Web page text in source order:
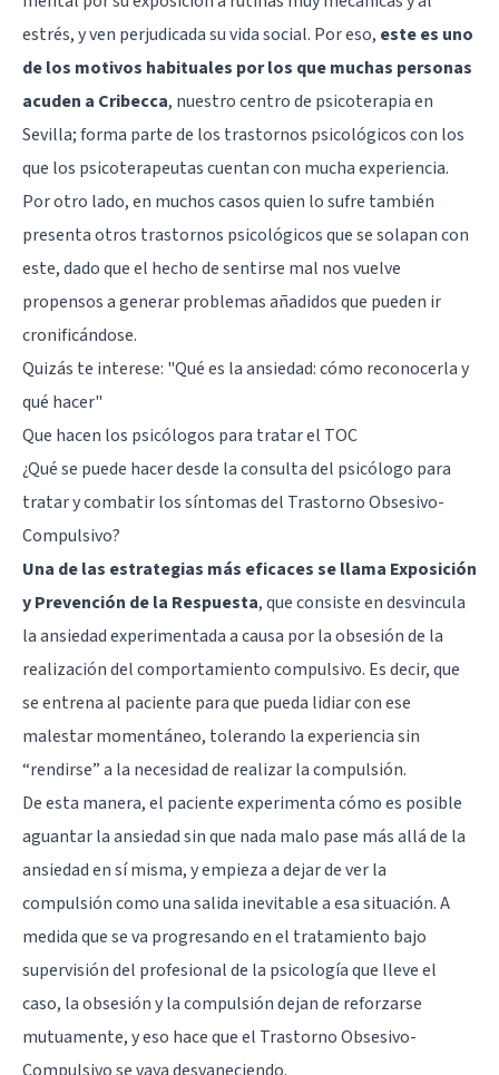
estrés, y ven perjudicada su vida social. Por eso, este es uno
de los motivos habituales por los que muchas personas
acuden a Cribecca, nuestro centro de psicoterapia en
Sevilla; forma parte de los trastornos psicológicos con los
que los psicoterapeutas cuentan con mucha experiencia.
Por otro lado, en muchos casos quien lo sufre también
presenta otros trastornos psicológicos que se solapan con
este, dado que el hecho de sentirse mal nos vuelve
propensos a generar problemas añadidos que pueden ir
cronificándose.
Quizás te interese: "Qué es la ansiedad: cómo reconocerla y
qué hacer"
Que hacen los psicólogos para tratar el TOC
¿Qué se puede hacer desde la consulta del psicólogo para
tratar y combatir los síntomas del Trastorno Obsesivo-
Compulsivo?
Una de las estrategias más eficaces se llama Exposición
y Prevención de la Respuesta, que consiste en desvincula
la ansiedad experimentada a causa por la obsesión de la
realización del comportamiento compulsivo. Es decir, que
se entrena al paciente para que pueda lidiar con ese
malestar momentáneo, tolerando la experiencia sin
“rendirse” a la necesidad de realizar la compulsión.
De esta manera, el paciente experimenta cómo es posible
aguantar la ansiedad sin que nada malo pase más allá de la
ansiedad en sí misma, y empieza a dejar de ver la
compulsión como una salida inevitable a esa situación. A
medida que se va progresando en el tratamiento bajo
supervisión del profesional de la psicología que lleve el
caso, la obsesión y la compulsión dejan de reforzarse
mutuamente, y eso hace que el Trastorno Obsesivo-